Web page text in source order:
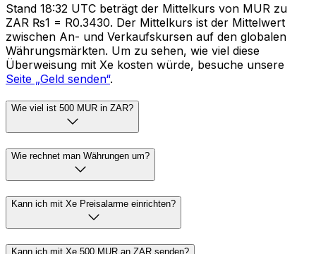
Stand 18:32 UTC beträgt der Mittelkurs von MUR zu
ZAR ₨1 = R0.3430. Der Mittelkurs ist der Mittelwert
zwischen An- und Verkaufskursen auf den globalen
Währungsmärkten. Um zu sehen, wie viel diese
Überweisung mit Xe kosten würde, besuche unsere
Seite „Geld senden“.
Wie viel ist 500 MUR in ZAR?
Wie rechnet man Währungen um?
Kann ich mit Xe Preisalarme einrichten?
Kann ich mit Xe 500 MUR an ZAR senden?